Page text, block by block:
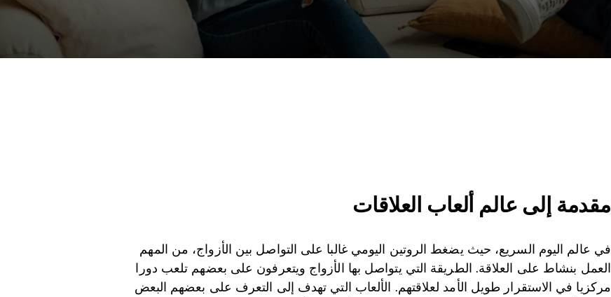
مقدمة إلى عالم ألعاب العلاقات
في عالم اليوم السريع، حيث يضغط الروتين اليومي غالبا على التواصل بين الأزواج، من المهم
العمل بنشاط على العلاقة. الطريقة التي يتواصل بها الأزواج ويتعرفون على بعضهم تلعب دورا
مركزيا في الاستقرار طويل الأمد لعلاقتهم. الألعاب التي تهدف إلى التعرف على بعضهم البعض